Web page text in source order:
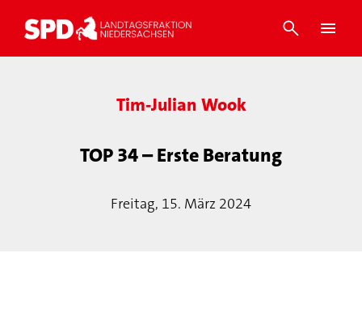
Tim-Julian Wook
TOP 34 – Erste Beratung
Freitag, 15. März 2024